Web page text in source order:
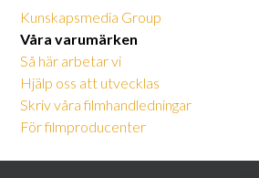
Kunskapsmedia Group
Våra varumärken
Så här arbetar vi
Hjälp oss att utvecklas
Skriv våra filmhandledningar
För filmproducenter